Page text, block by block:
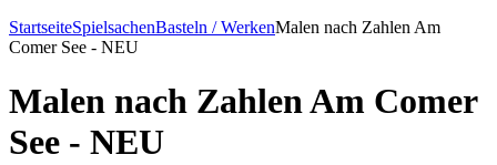
StartseiteSpielsachenBasteln / WerkenMalen nach Zahlen Am
Comer See - NEU
Malen nach Zahlen Am Comer
See - NEU